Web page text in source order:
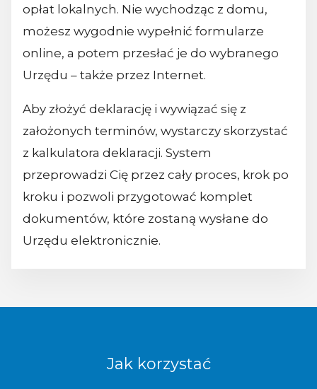
opłat lokalnych. Nie wychodząc z domu,
możesz wygodnie wypełnić formularze
online, a potem przesłać je do wybranego
Urzędu – także przez Internet.
Aby złożyć deklarację i wywiązać się z
założonych terminów, wystarczy skorzystać
z kalkulatora deklaracji. System
przeprowadzi Cię przez cały proces, krok po
kroku i pozwoli przygotować komplet
dokumentów, które zostaną wysłane do
Urzędu elektronicznie.
Jak korzystać